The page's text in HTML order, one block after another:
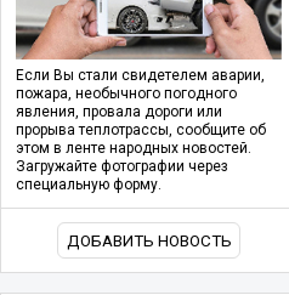
Если Вы стали свидетелем аварии,
пожара, необычного погодного
явления, провала дороги или
прорыва теплотрассы, сообщите об
этом в ленте народных новостей.
Загружайте фотографии через
специальную форму.
ДОБАВИТЬ НОВОСТЬ